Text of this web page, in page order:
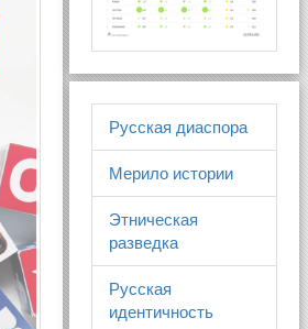
Русская диаспора
Мерило истории
Этническая
разведка
Русская
идентичность